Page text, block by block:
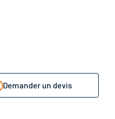
Demander un devis